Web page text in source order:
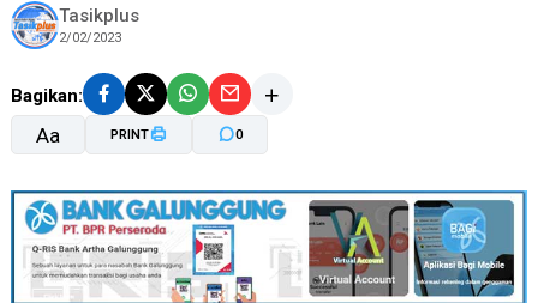
Tasikplus
2/02/2023
Bagikan:
Aa
A-
PRINT 0